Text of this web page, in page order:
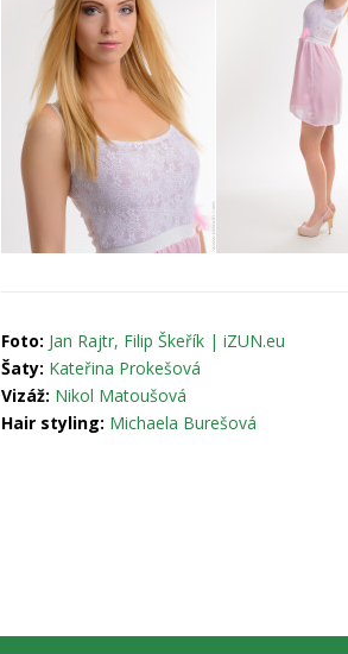
Foto: Jan Rajtr, Filip Škeřík | iZUN.eu
Šaty: Kateřina Prokešová
Vizáž: Nikol Matoušová
Hair styling: Michaela Burešová